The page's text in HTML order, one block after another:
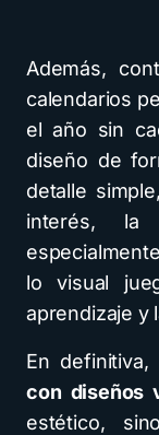
Además,
calendarios
el año sin
diseño de
detalle
interés, la
lo visual
aprendizaje y
En
con diseños
estético,